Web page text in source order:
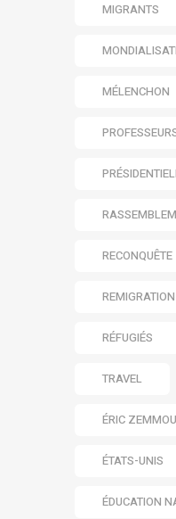
MIGRANTS
MÉLENCHON
RECONQUÊTE
REMIGRATION
RÉFUGIÉS
TRAVEL
ÉRIC
ÉTATS-UNIS
ÉDUCATION